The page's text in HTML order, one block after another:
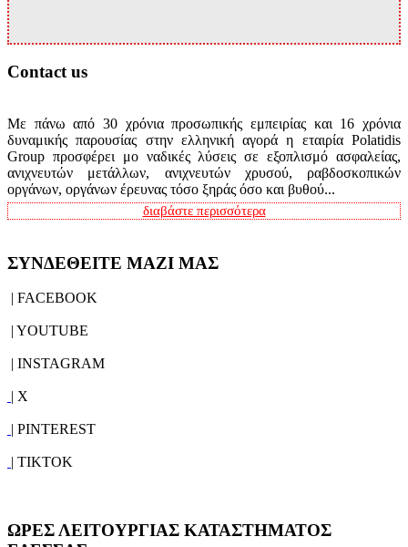
Contact us
Με πάνω από 30 χρόνια προσωπικής εμπειρίας και 16 χρόνια
δυναμικής παρουσίας στην ελληνική αγορά η εταιρία Polatidis
Group προσφέρει μο ναδικές λύσεις σε εξοπλισμό ασφαλείας,
ανιχνευτών μετάλλων, ανιχνευτών χρυσού, ραβδοσκοπικών
οργάνων, οργάνων έρευνας τόσο ξηράς όσο και βυθού...
διαβάστε περισσότερα
ΣΥΝΔΕΘΕΙΤΕ ΜΑΖΙ ΜΑΣ
| FACEBOOK
| YOUTUBE
| INSTAGRAM
| X
| PINTEREST
| TIKTOK
ΩΡΕΣ ΛΕΙΤΟΥΡΓΙΑΣ ΚΑΤΑΣΤΗΜΑΤΟΣ